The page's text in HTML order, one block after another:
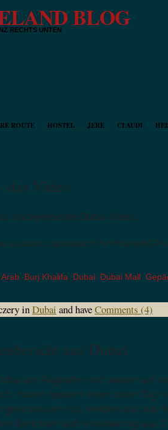
BLOG
RECHTS UNTEN
ROUTE HOSTEL JERE CLAUDI
das Video
nachgereichte Dubai-Video:
Arab Burj Khalifa Dubai Dubai Mall
inDubai and haveComments (4)
aus Dubai
am Flughafen und warten auf
Hatten gestern einen tollen Tag
geschlossen ist). Melden uns aus
Berichten und Videobeitrag aus